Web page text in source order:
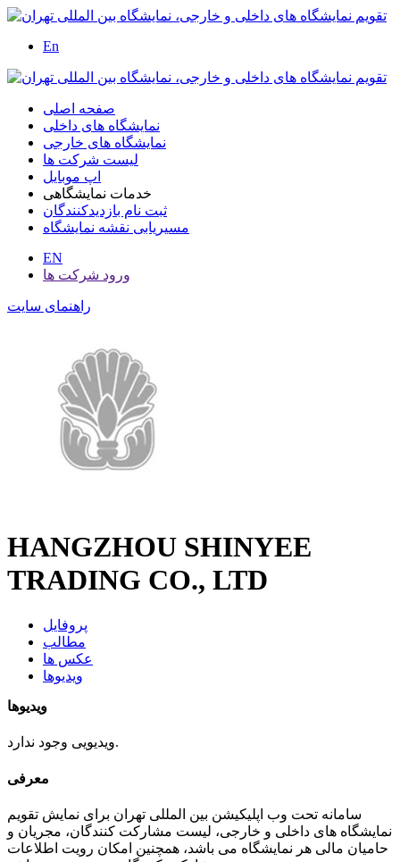
En
صفحه اصلی
نمایشگاه های داخلی
نمایشگاه های خارجی
لیست شرکت ها
اپ موبایل
خدمات نمایشگاهی
ثبت نام بازدیدکنندگان
مسیریابی نقشه نمایشگاه
EN
ورود شرکت ها
راهنمای سایت
HANGZHOU SHINYEE
TRADING CO., LTD
پروفایل
مطالب
عکس ها
ویدیوها
ویدیوها
ویدیویی وجود ندارد.
معرفی
سامانه تحت وب اپلیکیشن بین المللی تهران برای نمایش تقویم
نمایشگاه های داخلی و خارجی، لیست مشارکت کنندگان، مجریان و
حامیان مالی هر نمایشگاه می باشد، همچنین امکان رویت اطلاعات